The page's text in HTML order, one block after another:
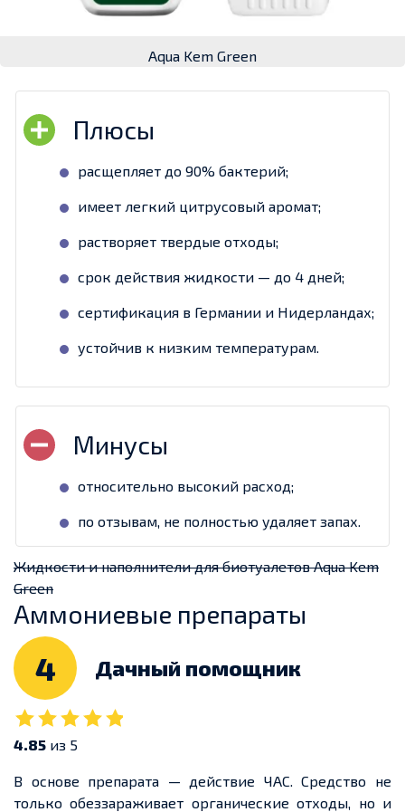
Aqua Kem Green
расщепляет до 90% бактерий;
имеет легкий цитрусовый аромат;
растворяет твердые отходы;
срок действия жидкости — до 4 дней;
сертификация в Германии и Нидерландах;
устойчив к низким температурам.
относительно высокий расход;
по отзывам, не полностью удаляет запах.
Жидкости и наполнители для биотуалетов Aqua Kem
Green
Аммониевые препараты
4 Дачный помощник
4.85 из 5
В основе препарата — действие ЧАС. Средство не
только обеззараживает органические отходы, но и